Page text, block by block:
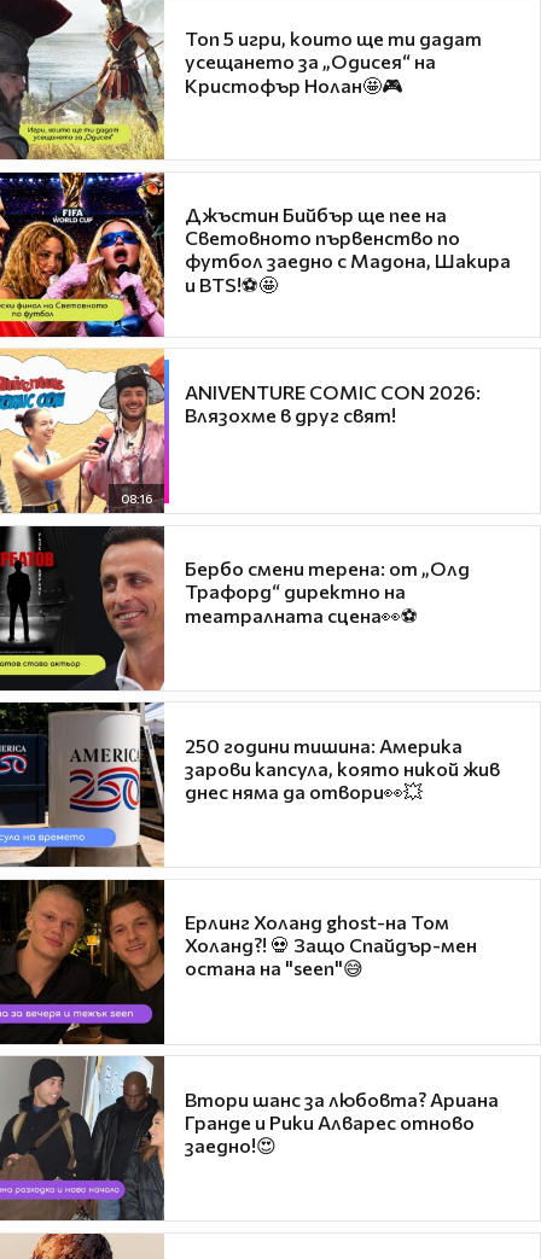
Топ 5 игри, които ще ти дадат
усещането за „Одисея“ на
Кристофър Нолан🤩🎮
Джъстин Бийбър ще пее на
Световното първенство по
футбол заедно с Мадона, Шакира
и BTS!⚽🤩
08:16
ANIVENTURE COMIC CON 2026:
Влязохме в друг свят!
Бербо смени терена: от „Олд
Трафорд“ директно на
театралната сцена👀⚽
250 години тишина: Америка
зарови капсула, която никой жив
днес няма да отвори👀💥
Ерлинг Холанд ghost-на Том
Холанд?! 💀 Защо Спайдър-мен
остана на "seen"😅
Втори шанс за любовта? Ариана
Гранде и Рики Алварес отново
заедно!😍